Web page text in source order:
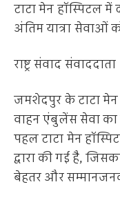
टाटा मेन हॉस्पिटल
अंतिम यात्रा सेवाओं
राष्ट्र संवाद संवाददाता
जमशेदपुर के टाटा
वाहन एंबुलेंस सेवा का
पहल टाटा मेन
द्वारा की गई है,
बेहतर और